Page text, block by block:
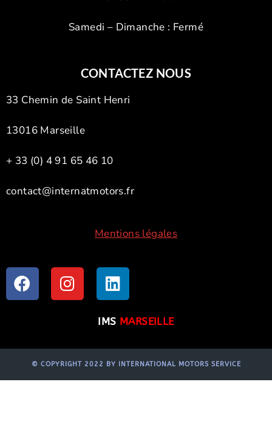
Samedi – Dimanche : Fermé
CONTACTEZ NOUS
33 Chemin de Saint Henri
13016 Marseille
+ 33 (0) 4 91 65 46 10
contact@internatmotors.fr
Mentions légales
IMS MARSEILLE
© COPYRIGHT 2022 BY INTERNATIONAL MOTORS SERVICE